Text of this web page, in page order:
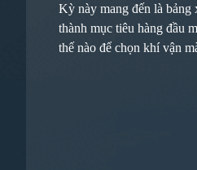
Kỳ này mang đến là bảng
thành mục tiêu hàng đầu
thế nào để chọn khí vận